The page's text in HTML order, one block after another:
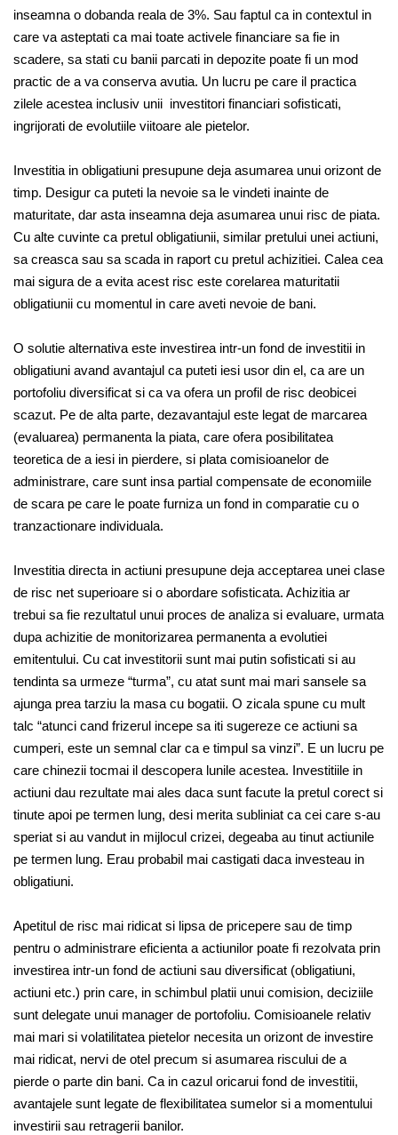
inseamna o dobanda reala de 3%. Sau faptul ca in contextul in
care va asteptati ca mai toate activele financiare sa fie in
scadere, sa stati cu banii parcati in depozite poate fi un mod
practic de a va conserva avutia. Un lucru pe care il practica
zilele acestea inclusiv unii investitori financiari sofisticati,
ingrijorati de evolutiile viitoare ale pietelor.
Investitia in obligatiuni presupune deja asumarea unui orizont de
timp. Desigur ca puteti la nevoie sa le vindeti inainte de
maturitate, dar asta inseamna deja asumarea unui risc de piata.
Cu alte cuvinte ca pretul obligatiunii, similar pretului unei actiuni,
sa creasca sau sa scada in raport cu pretul achizitiei. Calea cea
mai sigura de a evita acest risc este corelarea maturitatii
obligatiunii cu momentul in care aveti nevoie de bani.
O solutie alternativa este investirea intr-un fond de investitii in
obligatiuni avand avantajul ca puteti iesi usor din el, ca are un
portofoliu diversificat si ca va ofera un profil de risc deobicei
scazut. Pe de alta parte, dezavantajul este legat de marcarea
(evaluarea) permanenta la piata, care ofera posibilitatea
teoretica de a iesi in pierdere, si plata comisioanelor de
administrare, care sunt insa partial compensate de economiile
de scara pe care le poate furniza un fond in comparatie cu o
tranzactionare individuala.
Investitia directa in actiuni presupune deja acceptarea unei clase
de risc net superioare si o abordare sofisticata. Achizitia ar
trebui sa fie rezultatul unui proces de analiza si evaluare, urmata
dupa achizitie de monitorizarea permanenta a evolutiei
emitentului. Cu cat investitorii sunt mai putin sofisticati si au
tendinta sa urmeze “turma”, cu atat sunt mai mari sansele sa
ajunga prea tarziu la masa cu bogatii. O zicala spune cu mult
talc “atunci cand frizerul incepe sa iti sugereze ce actiuni sa
cumperi, este un semnal clar ca e timpul sa vinzi”. E un lucru pe
care chinezii tocmai il descopera lunile acestea. Investitiile in
actiuni dau rezultate mai ales daca sunt facute la pretul corect si
tinute apoi pe termen lung, desi merita subliniat ca cei care s-au
speriat si au vandut in mijlocul crizei, degeaba au tinut actiunile
pe termen lung. Erau probabil mai castigati daca investeau in
obligatiuni.
Apetitul de risc mai ridicat si lipsa de pricepere sau de timp
pentru o administrare eficienta a actiunilor poate fi rezolvata prin
investirea intr-un fond de actiuni sau diversificat (obligatiuni,
actiuni etc.) prin care, in schimbul platii unui comision, deciziile
sunt delegate unui manager de portofoliu. Comisioanele relativ
mai mari si volatilitatea pietelor necesita un orizont de investire
mai ridicat, nervi de otel precum si asumarea riscului de a
pierde o parte din bani. Ca in cazul oricarui fond de investitii,
avantajele sunt legate de flexibilitatea sumelor si a momentului
investirii sau retragerii banilor.